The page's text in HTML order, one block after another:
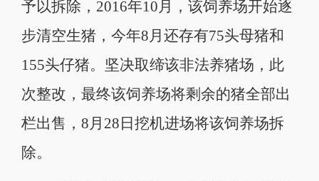
予以拆除，2016年10月，该饲养场开始逐
步清空生猪，今年8月还存有75头母猪和
155头仔猪。坚决取缔该非法养猪场，此
次整改，最终该饲养场将剩余的猪全部出
栏出售，8月28日挖机进场将该饲养场拆
除。